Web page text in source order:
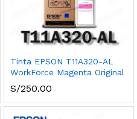
Tinta EPSON T11A320-AL
WorkForce Magenta Original
S/250.00